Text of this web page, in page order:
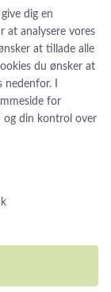
dig en
at analysere vores
at tillade alle
du ønsker at
I
for
og din kontrol over